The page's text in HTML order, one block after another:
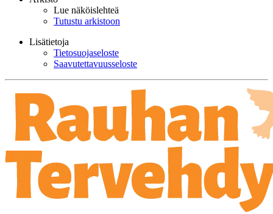
Lue näköislehteä
Tutustu arkistoon
Lisätietoja
Tietosuojaseloste
Saavutettavuusseloste